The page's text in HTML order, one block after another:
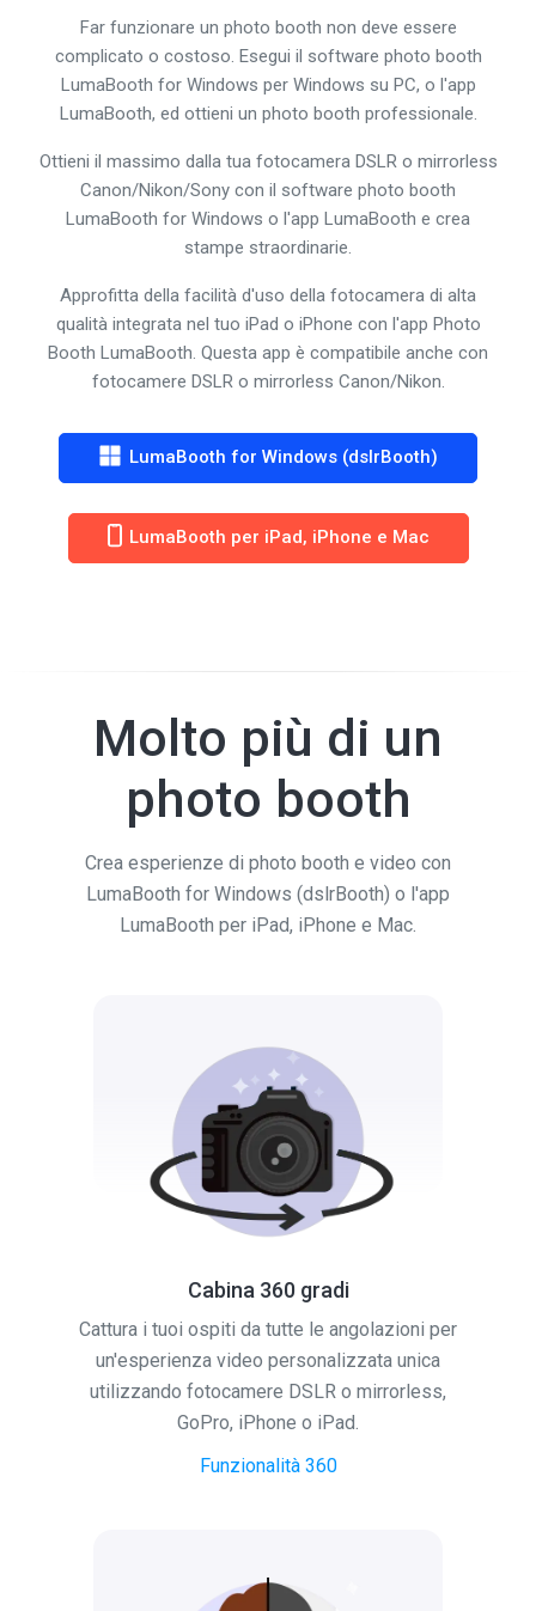
Far funzionare un photo booth non deve essere
complicato o costoso. Esegui il software photo booth
LumaBooth for Windows per Windows su PC, o l'app
LumaBooth, ed ottieni un photo booth professionale.
Ottieni il massimo dalla tua fotocamera DSLR o mirrorless
Canon/Nikon/Sony con il software photo booth
LumaBooth for Windows o l'app LumaBooth e crea
stampe straordinarie.
Approfitta della facilità d'uso della fotocamera di alta
qualità integrata nel tuo iPad o iPhone con l'app Photo
Booth LumaBooth. Questa app è compatibile anche con
fotocamere DSLR o mirrorless Canon/Nikon.
LumaBooth for Windows (dslrBooth)
LumaBooth per iPad, iPhone e Mac
Molto più di un
photo booth
Crea esperienze di photo booth e video con
LumaBooth for Windows (dslrBooth) o l'app
LumaBooth per iPad, iPhone e Mac.
Cabina 360 gradi
Cattura i tuoi ospiti da tutte le angolazioni per
un'esperienza video personalizzata unica
utilizzando fotocamere DSLR o mirrorless,
GoPro, iPhone o iPad.
Funzionalità 360